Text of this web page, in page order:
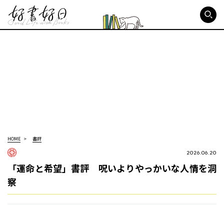
HOME 書評
2026.06.20
「運命と希望」書評 呪いよりやっかいな人情を洞
察